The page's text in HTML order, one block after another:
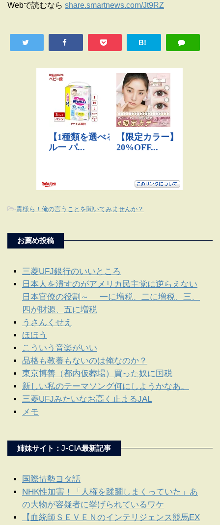
Webで読むなら share.smartnews.com/Jt9RZ
B!
-貴様ら！俺の言うことを聞いてみませんか？
お薦め投稿
三菱UFJ銀行のいいところ
日本人を潰すのがアメリカ民主党に逆らえない
日本官僚の役割～ 一に増税、二に増税、三、
四が財源、五に増税
うさんくせえ
ほほう
こういう音楽がいい
品格も教養もないのは俺なのか？
東京博善（都内仮葬場）買った奴に国税
新しい私のテーマソング何にしようかなあ。
三菱UFJみたいなお高く止まるJAL
メモ
姉妹サイト：J-CIA最新記事
国際情勢ヨタ話
NHK性加害！「人権を蹂躙しまくっていた」あ
の大物が容疑者に挙げられているワケ
【血統師ＳＥＶＥＮのインテリジェンス競馬EX